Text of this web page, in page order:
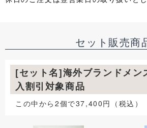
セット販売商
[セット名]海外ブランドメン
入割引対象商品
この中から2個で37,400円（税込）